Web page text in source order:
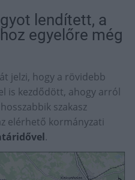
lendített, a
egyelőre még
jelzi, hogy a rövidebb
is kezdődött, ahogy arról
szakasz
elérhető kormányzati
.